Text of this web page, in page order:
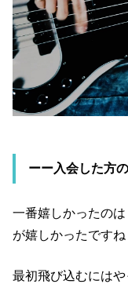
ーー入会した方
一番嬉しかったの
が嬉しかったですね
最初飛び込むにはや